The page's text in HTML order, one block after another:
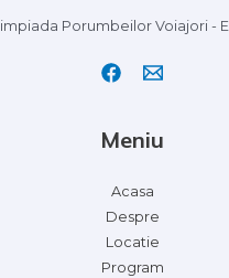
Porumbeilor Voiajori -
Meniu
Acasa
Despre
Locatie
Program